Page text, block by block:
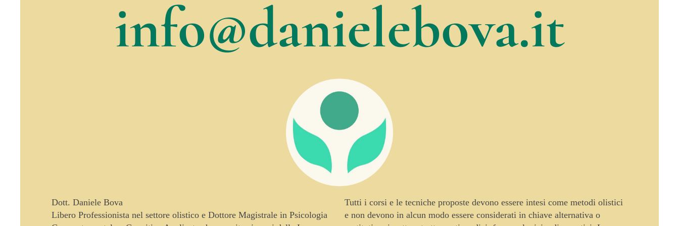
info@danielebova.it
Dott. Daniele Bova
Libero Professionista nel settore olistico e Dottore Magistrale in Psicologia
Tutti i corsi e le tecniche proposte devono essere intesi come metodi olistici
e non devono in alcun modo essere considerati in chiave alternativa o